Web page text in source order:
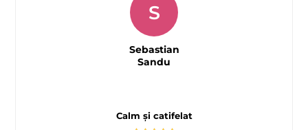
Calm și catifelat
S
Sebastian
Sandu